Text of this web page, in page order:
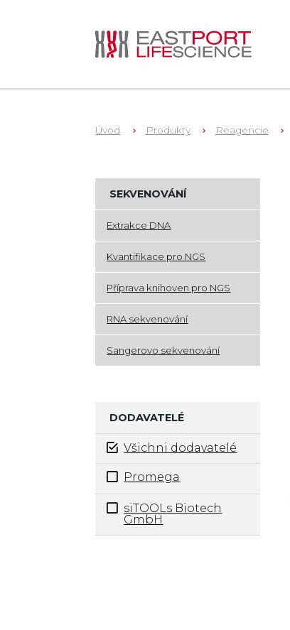
Úvod Produkty Reagencie
SEKVENOVÁNÍ
Extrakce DNA
Kvantifikace pro NGS
Příprava knihoven pro NGS
RNA sekvenování
Sangerovo sekvenování
DODAVATELÉ
Všichni dodavatelé
Promega
siTOOLs Biotech
GmbH